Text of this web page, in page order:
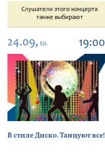
Слушатели этого концерта
также выбирают
24.09, to. 19:00
В стиле Диско. Танцуют все!